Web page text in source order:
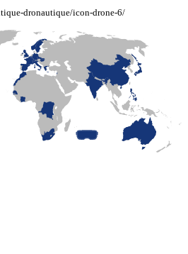
dronautique/icon-drone-6/